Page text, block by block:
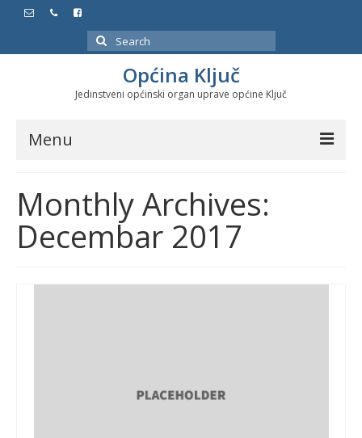
Search
for:
Općina Ključ
Jedinstveni općinski organ uprave općine Ključ
Menu
Službeni glasnici
Javne nabavke
Značajni datumi i manifestacije
Monthly Archives:
Decembar 2017